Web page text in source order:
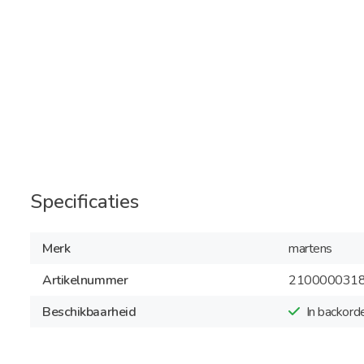
Specificaties
Merk
martens
Artikelnummer
Beschikbaarheid
In